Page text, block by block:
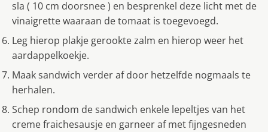
sla ( 10 cm doorsnee ) en besprenkel deze licht met de
vinaigrette waaraan de tomaat is toegevoegd.
Leg hierop plakje gerookte zalm en hierop weer het
aardappelkoekje.
Maak sandwich verder af door hetzelfde nogmaals te
herhalen.
Schep rondom de sandwich enkele lepeltjes van het
creme fraichesausje en garneer af met fijngesneden